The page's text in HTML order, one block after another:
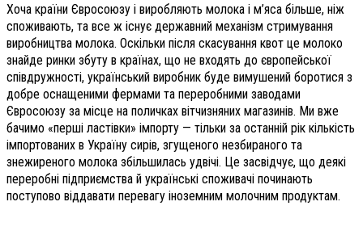
Хоча країни Євросоюзу і виробляють молока і м’яса більше, ніж
споживають, та все ж існує державний механізм стримування
виробництва молока. Оскільки після скасування квот це молоко
знайде ринки збуту в країнах, що не входять до європейської
співдружності, український виробник буде вимушений боротися з
добре оснащеними фермами та переробними заводами
Євросоюзу за місце на поличках вітчизняних магазинів. Ми вже
бачимо «перші ластівки» імпорту — тільки за останній рік кількість
імпортованих в Україну сирів, згущеного незбираного та
знежиреного молока збільшилась удвічі. Це засвідчує, що деякі
переробні підприємства й українські споживачі починають
поступово віддавати перевагу іноземним молочним продуктам.